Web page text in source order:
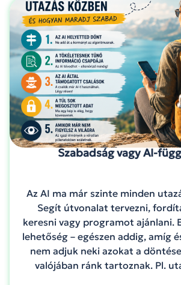
Szabadság vagy AI-
Az AI ma már szinte minden
Segít útvonalat tervezni,
keresni vagy programot ajánlani.
lehetőség – egészen addig, amíg
nem adjuk neki azokat a
valójában ránk tartoznak. Pl.